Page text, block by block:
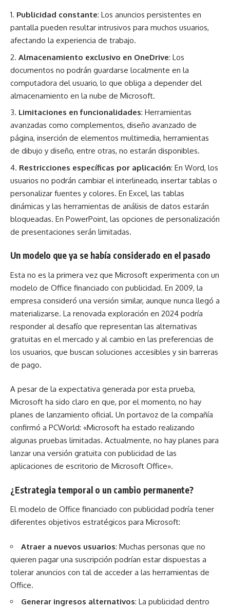
Publicidad constante: Los anuncios persistentes en
pantalla pueden resultar intrusivos para muchos usuarios,
afectando la experiencia de trabajo.
Almacenamiento exclusivo en OneDrive: Los
documentos no podrán guardarse localmente en la
computadora del usuario, lo que obliga a depender del
almacenamiento en la nube de Microsoft.
Limitaciones en funcionalidades: Herramientas
avanzadas como complementos, diseño avanzado de
página, inserción de elementos multimedia, herramientas
de dibujo y diseño, entre otras, no estarán disponibles.
Restricciones específicas por aplicación: En Word, los
usuarios no podrán cambiar el interlineado, insertar tablas o
personalizar fuentes y colores. En Excel, las tablas
dinámicas y las herramientas de análisis de datos estarán
bloqueadas. En PowerPoint, las opciones de personalización
de presentaciones serán limitadas.
Un modelo que ya se había considerado en el pasado
Esta no es la primera vez que Microsoft experimenta con un
modelo de Office financiado con publicidad. En 2009, la
empresa consideró una versión similar, aunque nunca llegó a
materializarse. La renovada exploración en 2024 podría
responder al desafío que representan las alternativas
gratuitas en el mercado y al cambio en las preferencias de
los usuarios, que buscan soluciones accesibles y sin barreras
de pago.
A pesar de la expectativa generada por esta prueba,
Microsoft ha sido claro en que, por el momento, no hay
planes de lanzamiento oficial. Un portavoz de la compañía
confirmó a PCWorld: «Microsoft ha estado realizando
algunas pruebas limitadas. Actualmente, no hay planes para
lanzar una versión gratuita con publicidad de las
aplicaciones de escritorio de Microsoft Office».
¿Estrategia temporal o un cambio permanente?
El modelo de Office financiado con publicidad podría tener
diferentes objetivos estratégicos para Microsoft:
Atraer a nuevos usuarios: Muchas personas que no
quieren pagar una suscripción podrían estar dispuestas a
tolerar anuncios con tal de acceder a las herramientas de
Office.
Generar ingresos alternativos: La publicidad dentro